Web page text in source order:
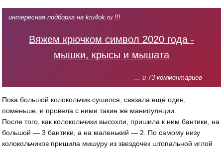
интересная подборка на kru4ok.ru !!!
Вяжем крючком символ 2020 года -
мышки, крысы и мышата
... и 73 комментариев
Пока большой колокольчик сушился, связала ещё один,
поменьше, и провела с ними такие же манипуляции.
После того, как колокольчики высохли, пришила к ним бантики, на
большой — 3 бантики, а на маленький — 2. По самому низу
колокольчиков пришила мишуру из звездочек штопальной иглой